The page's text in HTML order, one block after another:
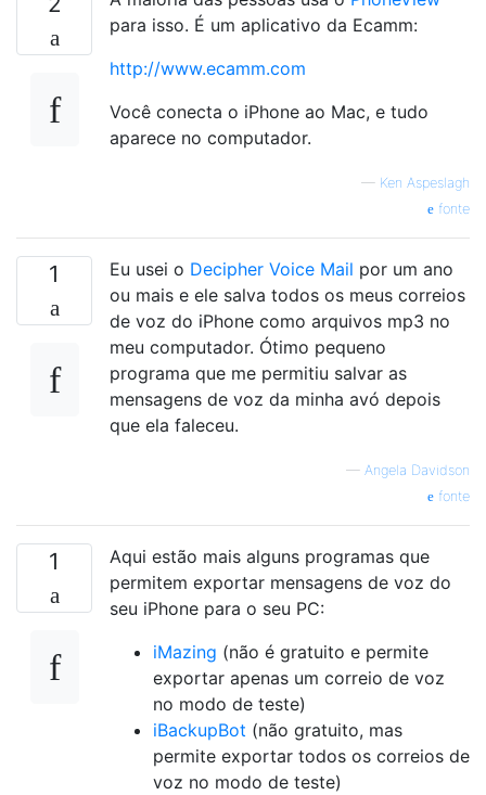
para isso. É um aplicativo da Ecamm:
http://www.ecamm.com
Você conecta o iPhone ao Mac, e tudo
aparece no computador.
— Ken Aspeslagh
fonte
1 Eu usei o Decipher Voice Mail por um ano
ou mais e ele salva todos os meus correios
de voz do iPhone como arquivos mp3 no
meu computador. Ótimo pequeno
programa que me permitiu salvar as
mensagens de voz da minha avó depois
que ela faleceu.
— Angela Davidson
fonte
1
Aqui estão mais alguns programas que
permitem exportar mensagens de voz do
seu iPhone para o seu PC:
iMazing (não é gratuito e permite
exportar apenas um correio de voz
no modo de teste)
iBackupBot (não gratuito, mas
permite exportar todos os correios de
voz no modo de teste)